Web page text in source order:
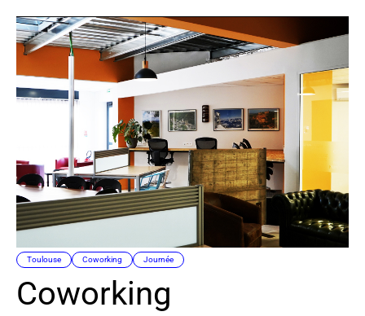
Toulouse Coworking Journée
Coworking